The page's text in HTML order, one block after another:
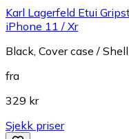
Karl Lagerfeld Etui
iPhone 11 / Xr
Black, Cover case / Shell
fra
329 kr
Sjekk priser